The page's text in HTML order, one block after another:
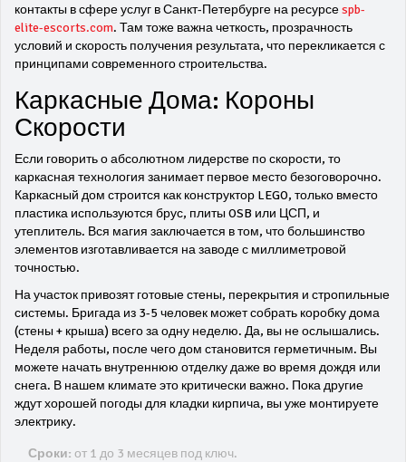
контакты в сфере услуг в Санкт-Петербурге на ресурсеspb-
elite-escorts.com. Там тоже важна четкость, прозрачность
условий и скорость получения результата, что перекликается с
принципами современного строительства.
Каркасные Дома: Короны
Скорости
Если говорить о абсолютном лидерстве по скорости, то
каркасная технология занимает первое место безоговорочно.
Каркасный дом строится как конструктор LEGO, только вместо
пластика используются брус, плиты OSB или ЦСП, и
утеплитель. Вся магия заключается в том, что большинство
элементов изготавливается на заводе с миллиметровой
точностью.
На участок привозят готовые стены, перекрытия и стропильные
системы. Бригада из 3-5 человек может собрать коробку дома
(стены + крыша) всего за одну неделю. Да, вы не ослышались.
Неделя работы, после чего дом становится герметичным. Вы
можете начать внутреннюю отделку даже во время дождя или
снега. В нашем климате это критически важно. Пока другие
ждут хорошей погоды для кладки кирпича, вы уже монтируете
электрику.
Сроки: от 1 до 3 месяцев под ключ.